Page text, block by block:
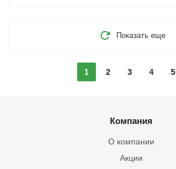
Показать еще
1 2 3 4 5
Компания
О компании
Акции